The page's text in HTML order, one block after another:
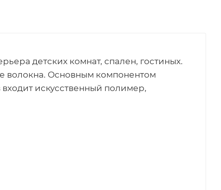
детских комнат, спален, гостиных.
волокна. Основным компонентом
искусственный полимер,